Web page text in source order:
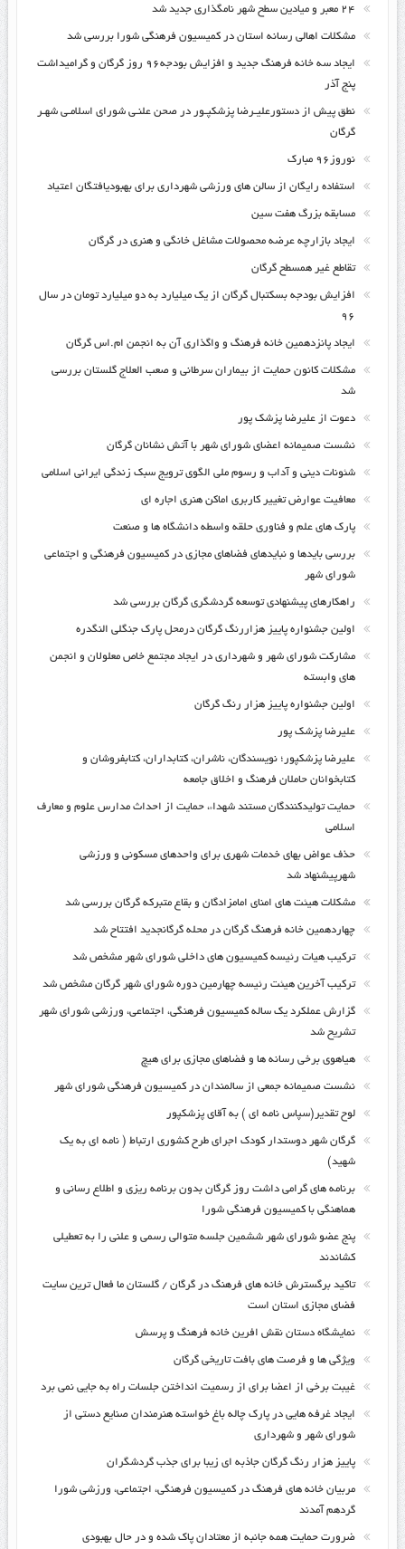
۲۴ معبر و میادین سطح شهر نامگذاری جدید شد
مشکلات اهالی رسانه استان در کمیسیون فرهنگی شورا بررسی شد
ایجاد سه خانه فرهنگ جدید و افزایش بودجه۹۶ روز گرگان و گرامیداشت
پنج آذر
نطق پیش از دستورعلیـرضا پزشکپـور در صحن علنـی شورای اسلامـی شهـر
گرگان
نوروز۹۶ مبارک
استفاده رایگان از سالن های ورزشی شهرداری برای بهبودیافتگان اعتیاد
مسابقه بزرگ هفت سین
ایجاد بازارچه عرضه محصولات مشاغل خانگی و هنری در گرگان
تقاطع غیر همسطح گرگان
افزایش بودجه بسکتبال گرگان از یک میلیارد به دو میلیارد تومان در سال
۹۶
ایجاد پانزدهمین خانه فرهنگ و واگذاری آن به انجمن ام.اس گرگان
مشکلات کانون حمایت از بیماران سرطانی و صعب العلاج گلستان بررسی
شد
دعوت از علیرضا پزشک پور
نشست صمیمانه اعضای شورای شهر با آتش نشانان گرگان
شئونات دینی و آداب و رسوم ملی الگوی ترویج سبک زندگی ایرانی اسلامی
معافیت عوارض تغییر کاربری اماکن هنری اجاره ای
پارک های علم و فناوری حلقه واسطه دانشگاه ها و صنعت
بررسی بایدها و نبایدهای فضاهای مجازی در کمیسیون فرهنگی و اجتماعی
شورای شهر
راهکارهای پیشنهادی توسعه گردشگری گرگان بررسی شد
اولین جشنواره پاییز هزاررنگ گرگان درمحل پارک جنگلی النگدره
مشارکت شورای شهر و شهرداری در ایجاد مجتمع خاص معلولان و انجمن
های وابسته
اولین جشنواره پاییز هزار رنگ گرگان
علیرضا پزشک پور
علیرضا پزشکپور؛ نویسندگان، ناشران، کتابداران، کتابفروشان و
کتابخوانان حاملان فرهنگ و اخلاق جامعه
حمایت تولیدکنندگان مستند شهداء، حمایت از احداث مدارس علوم و معارف
اسلامی
حذف عواض بهای خدمات شهری برای واحدهای مسکونی و ورزشی
شهرپیشنهاد شد
مشکلات هیئت های امنای امامزادگان و بقاع متبرکه گرگان بررسی شد
چهاردهمین خانه فرهنگ گرگان در محله گرگانجدید افتتاح شد
ترکیب هیات رئیسه کمیسیون های داخلی شورای شهر مشخص شد
ترکیب آخرین هیئت رئیسه چهارمین دوره شورای شهر گرگان مشخص شد
گزارش عملکرد یک ساله کمیسیون فرهنگی، اجتماعی، ورزشی شورای شهر
تشریح شد
هیاهوی برخی رسانه ها و فضاهای مجازی برای هیچ
نشست صمیمانه جمعی از سالمندان در کمیسیون فرهنگی شورای شهر
لوح تقدیر(سپاس نامه ای ) به آقای پزشکپور
گرگان شهر دوستدار کودک اجرای طرح کشوری ارتباط ( نامه ای به یک
شهید)
برنامه های گرامی داشت روز گرگان بدون برنامه ریزی و اطلاع رسانی و
هماهنگی با کمیسیون فرهنگی شورا
پنج عضو شورای شهر ششمین جلسه متوالی رسمی و علنی را به تعطیلی
کشاندند
تاکید برگسترش خانه های فرهنگ در گرگان / گلستان ما فعال ترین سایت
فضای مجازی استان است
نمایشگاه دستان نقش افرین خانه فرهنگ و پرسش
ویژگی ها و فرصت های بافت تاریخی گرگان
غیبت برخی از اعضا برای از رسمیت انداختن جلسات راه به جایی نمی برد
ایجاد غرفه هایی در پارک چاله باغ خواسته هنرمندان صنایع دستی از
شورای شهر و شهرداری
پاییز هزار رنگ گرگان جاذبه ای زیبا برای جذب گردشگران
مربیان خانه های فرهنگ در کمیسیون فرهنگی، اجتماعی، ورزشی شورا
گردهم آمدند
ضرورت حمایت همه جانبه از معتادان پاک شده و در حال بهبودی